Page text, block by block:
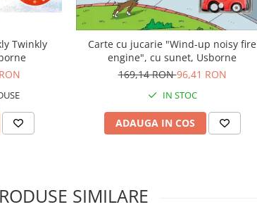
Twinkly
Carte cu jucarie "Wind-up noisy fire
engine", cu sunet, Usborne
169,14 RON96,41 RON
IN STOC
ADAUGA IN COS
SIMILARE